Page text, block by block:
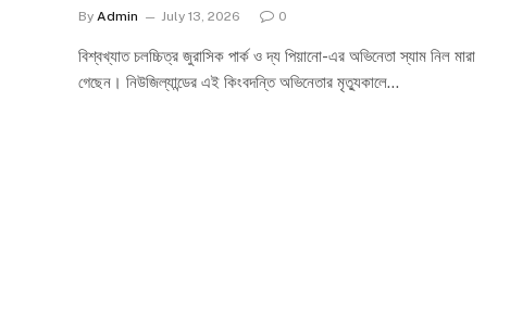
By Admin July 13, 2026 0
বিশ্বখ্যাত চলচ্চিত্র জুরাসিক পার্ক ও দ্য পিয়ানো-এর অভিনেতা স্যাম নিল মারা
গেছেন। নিউজিল্যান্ডের এই কিংবদন্তি অভিনেতার মৃত্যুকালে…